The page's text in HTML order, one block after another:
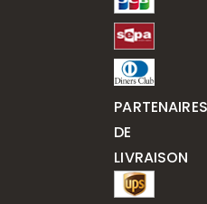
PARTENAIRES
DE
LIVRAISON